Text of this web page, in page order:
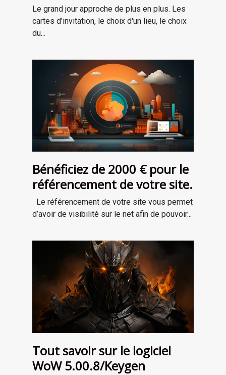
Le grand jour approche de plus en plus. Les
cartes d'invitation, le choix d'un lieu, le choix
du...
Bénéficiez de 2000 € pour le
référencement de votre site.
Le référencement de votre site vous permet
d’avoir de visibilité sur le net afin de pouvoir...
Tout savoir sur le logiciel
WoW 5.00.8/Keygen